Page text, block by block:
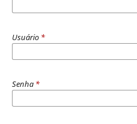
Usuário *
Senha *